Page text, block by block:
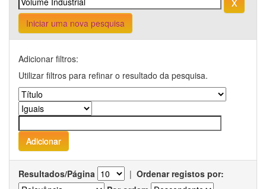
Iniciar uma nova pesquisa
Adicionar filtros:
Utilizar filtros para refinar o resultado da pesquisa.
Resultados/Página | Ordenar registos por: